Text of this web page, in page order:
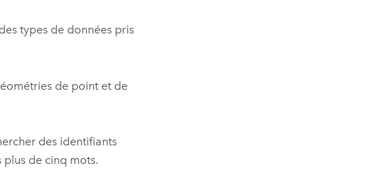
types de données pris
de point et de
des identifiants
de cinq mots.